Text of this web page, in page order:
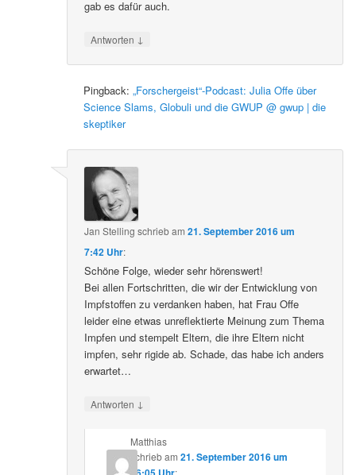
gab es dafür auch.
Antworten ↓
Pingback:„Forschergeist“-Podcast: Julia Offe über
Science Slams, Globuli und die GWUP @ gwup | die
skeptiker
Jan Stelling schriebam21. September 2016 um
7:42 Uhr:
Schöne Folge, wieder sehr hörenswert!
Bei allen Fortschritten, die wir der Entwicklung von
Impfstoffen zu verdanken haben, hat Frau Offe
leider eine etwas unreflektierte Meinung zum Thema
Impfen und stempelt Eltern, die ihre Eltern nicht
impfen, sehr rigide ab. Schade, das habe ich anders
erwartet…
Antworten ↓
Matthias
schriebam 21. September 2016 um